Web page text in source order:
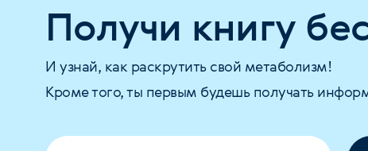
Получи книгу
И узнай, как раскрутить свой метаболизм!
Кроме того, ты первым будешь получать